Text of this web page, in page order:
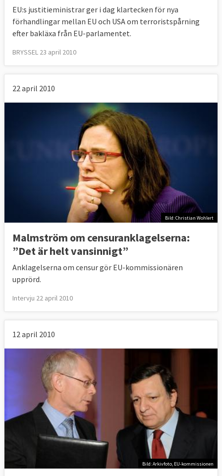
EU:s justitieministrar ger i dag klartecken för nya
förhandlingar mellan EU och USA om terroristspårning
efter bakläxa från EU-parlamentet.
BRYSSEL 23 april 2010
22 april 2010
Bild: Christian Wohlert
Malmström om censuranklagelserna:
”Det är helt vansinnigt”
Anklagelserna om censur gör EU-kommissionären
upprörd.
Intervju 22 april 2010
12 april 2010
Bild: Arkivfoto, EU-kommissionen